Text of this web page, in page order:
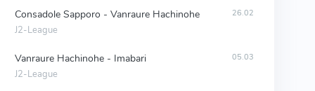
Consadole Sapporo - Vanraure Hachinohe
J2-League
26.02
Vanraure Hachinohe - Imabari
J2-League
05.03